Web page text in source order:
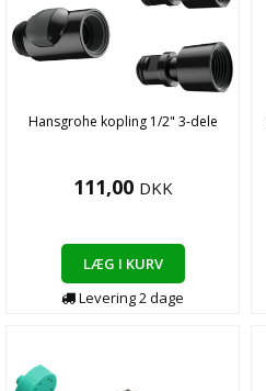
Hansgrohe kopling 1/2" 3-dele
111,00 DKK
LÆG I KURV
Levering2dage